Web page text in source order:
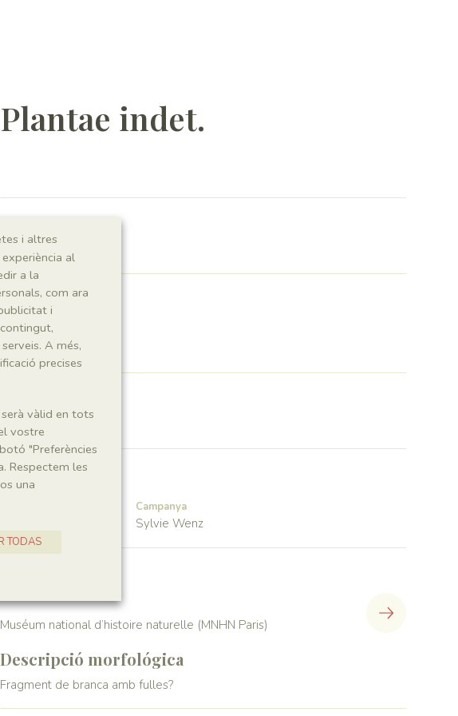
Plantae indet.
MNHN 17930d
Taxonomia
Regne
Plantae
Pedrera de Meià
Recol·lecció
Campanya
Sylvie Wenz
Muséum national d’histoire naturelle (MNHN Paris)
Descripció morfológica
Fragment de branca amb fulles?
i altres
al
a la
com ara
i
A més,
precises
vàlid en tots
vostre
"Preferències
Respectem les
una
TODAS